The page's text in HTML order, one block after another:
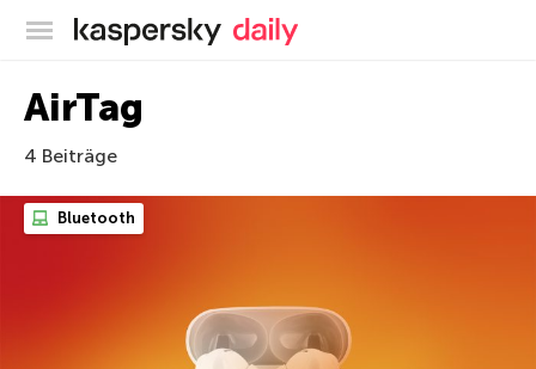
Offizieller Blog von Kaspersky
AirTag
4 Beiträge
Bluetooth